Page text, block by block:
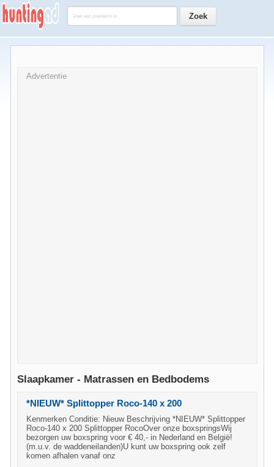
Advertentie
Slaapkamer - Matrassen en Bedbodems
*NIEUW* Splittopper Roco-140 x 200
Kenmerken Conditie: Nieuw Beschrijving *NIEUW* Splittopper
Roco-140 x 200 Splittopper RocoOver onze boxspringsWij
bezorgen uw boxspring voor € 40,- in Nederland en België!
(m.u.v. de waddeneilanden)U kunt uw boxspring ook zelf
komen afhalen vanaf onz